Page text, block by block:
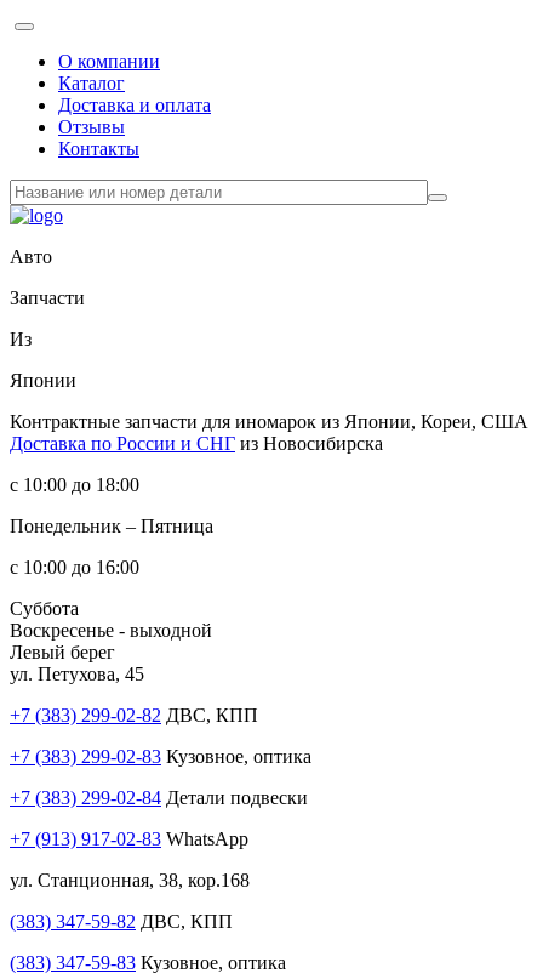
О компании
Каталог
Доставка и оплата
Отзывы
Контакты
Авто
Запчасти
Из
Японии
Контрактные запчасти для иномарок из Японии, Кореи, США
Доставка по России и СНГ из Новосибирска
с 10:00 до 18:00
Понедельник – Пятница
с 10:00 до 16:00
Суббота
Воскресенье - выходной
Левый берег
ул. Петухова, 45
+7 (383) 299-02-82 ДВС, КПП
+7 (383) 299-02-83 Кузовное, оптика
+7 (383) 299-02-84 Детали подвески
+7 (913) 917-02-83 WhatsApp
ул. Станционная, 38, кор.168
(383) 347-59-82 ДВС, КПП
(383) 347-59-83 Кузовное, оптика